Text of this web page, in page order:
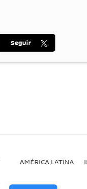
Seguir
AMÉRICA LATINA